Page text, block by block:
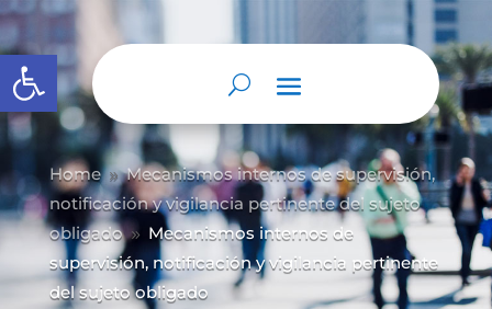
Abrir barra de herramientas
Home 9 Mecanismos internos de supervisión,
notificación y vigilancia pertinente del sujeto
obligado 9 Mecanismos internos de
supervisión, notificación y vigilancia pertinente
del sujeto obligado